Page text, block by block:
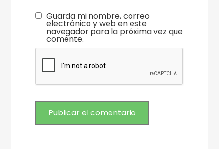
Guarda mi nombre, correo
electrónico y web en este
navegador para la próxima vez que
comente.